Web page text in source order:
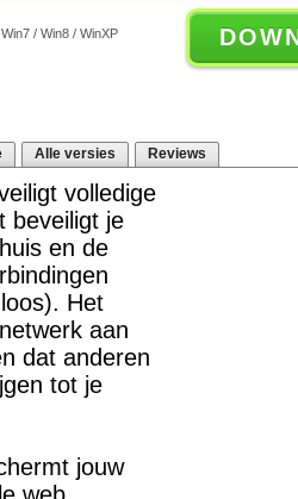
/ Win8 / WinXP
Alle versies Reviews
volledige
beveiligt je
en de
Het
aan
dat anderen
tot je
jouw